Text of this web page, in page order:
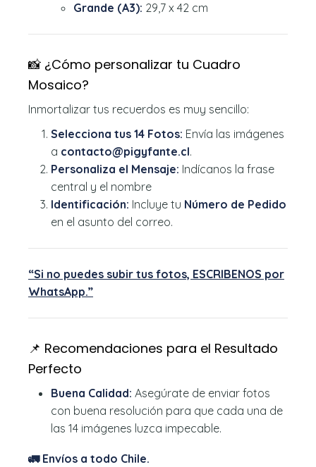
Grande (A3): 29,7 x 42 cm
📸 ¿Cómo personalizar tu Cuadro
Mosaico?
Inmortalizar tus recuerdos es muy sencillo:
Selecciona tus 14 Fotos: Envía las imágenes
a contacto@pigyfante.cl.
Personaliza el Mensaje: Indícanos la frase
central y el nombre
Identificación: Incluye tu Número de Pedido
en el asunto del correo.
“Si no puedes subir tus fotos, ESCRIBENOS por
WhatsApp.”
📌 Recomendaciones para el Resultado
Perfecto
Buena Calidad: Asegúrate de enviar fotos
con buena resolución para que cada una de
las 14 imágenes luzca impecable.
🚛 Envíos a todo Chile.